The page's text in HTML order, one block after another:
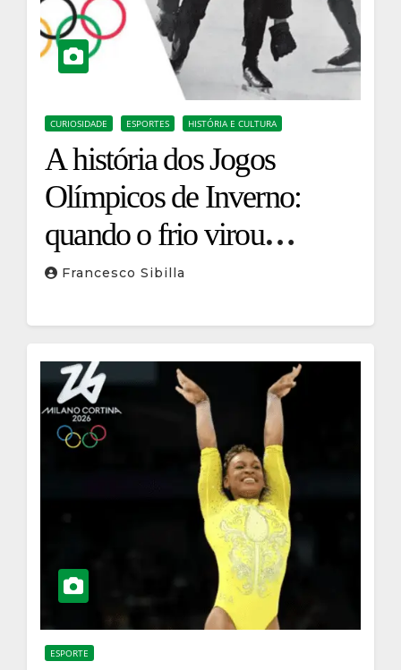
CURIOSIDADE ESPORTES HISTÓRIA E CULTURA
A história dos Jogos
Olímpicos de Inverno:
quando o frio virou
espetáculo
Francesco Sibilla
ESPORTE